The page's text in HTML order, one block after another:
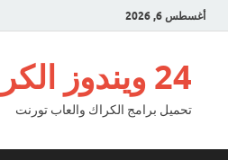
أغسطس 6, 2026
24 ويندوز الكراك
تحميل برامج الكراك والعاب تورنت